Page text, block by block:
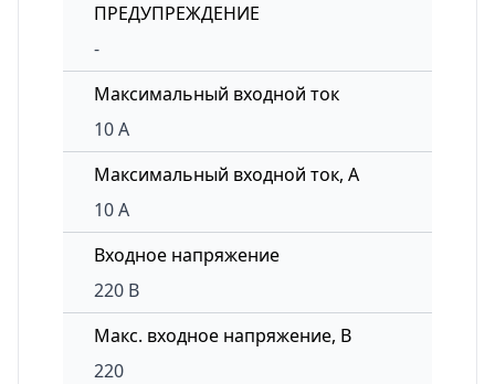
ПРЕДУПРЕЖДЕНИЕ
-
Максимальный входной ток
10 А
Максимальный входной ток, А
10 А
Входное напряжение
220 В
Макс. входное напряжение, В
220